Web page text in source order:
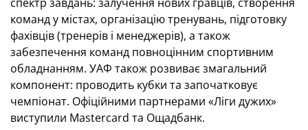
команд у містах, організацію тренувань, підготовку
фахівців (тренерів і менеджерів), а також
забезпечення команд повноцінним спортивним
обладнанням. УАФ також розвиває змагальний
компонент: проводить кубки та започатковує
чемпіонат. Офіційними партнерами «Ліги дужих»
виступили Mastercard та Ощадбанк.